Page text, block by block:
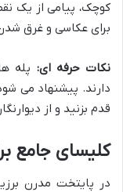
کوچک، پیامی از یک
برای عکاسی و غرق
نکات حرفه ای: پله
دارند. پیشنهاد می
قدم بزنید و از
کلیسای جامع
در پایتخت مدرن